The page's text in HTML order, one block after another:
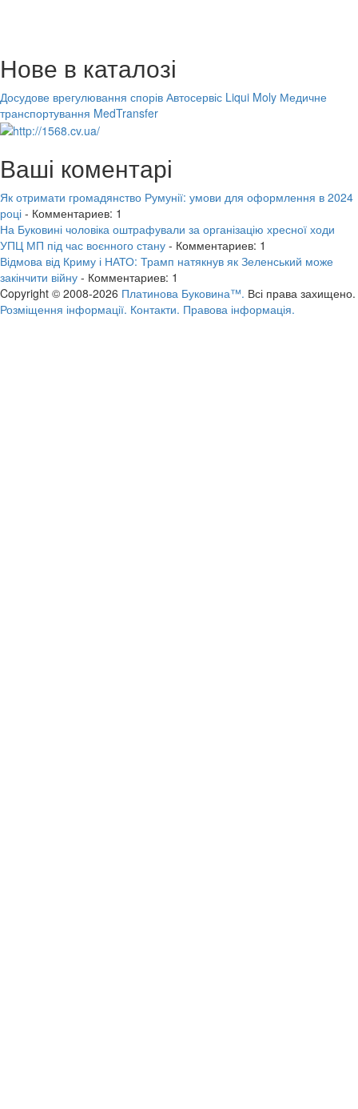
Нове в каталозі
Досудове врегулювання спорів Автосервіс Liqui Moly Медичне
транспортування MedTransfer
Ваші коментарі
Як отримати громадянство Румунії: умови для оформлення в 2024
році - Комментариев: 1
На Буковині чоловіка оштрафували за організацію хресної ходи
УПЦ МП під час воєнного стану - Комментариев: 1
Відмова від Криму і НАТО: Трамп натякнув як Зеленський може
закінчити війну - Комментариев: 1
Copyright © 2008-2026 Платинова Буковина™. Всі права захищено.
Розміщення інформації. Контакти. Правова інформація.